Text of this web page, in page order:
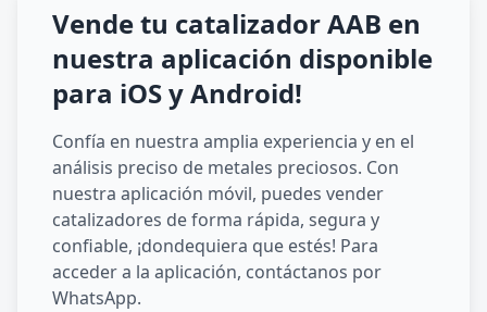
Vende tu catalizadorAAB en
nuestra aplicación disponible
para iOS y Android!
Confía en nuestra amplia experiencia y en el
análisis preciso de metales preciosos. Con
nuestra aplicación móvil, puedes vender
catalizadores de forma rápida, segura y
confiable, ¡dondequiera que estés! Para
acceder a la aplicación, contáctanos por
WhatsApp.